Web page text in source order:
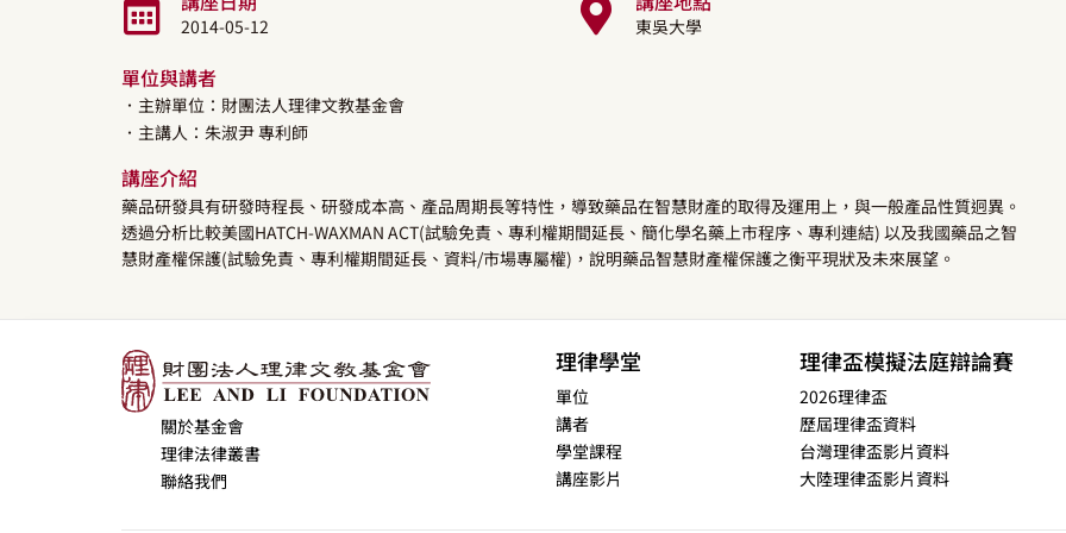
2014-05-12 東吳大學
單位與講者
．主辦單位：財團法人理律文教基金會
．主講人： 朱淑尹專利師
講座介紹
藥品研發具有研發時程長、研發成本高、產品周期長等特性，導致藥品在智慧財產的取得及運用上，與一般產品性質迥異。
透過分析比較美國HATCH-WAXMAN ACT(試驗免責、專利權期間延長、簡化學名藥上市程序、專利連結) 以及我國藥品之智
慧財產權保護(試驗免責、專利權期間延長、資料/市場專屬權)，說明藥品智慧財產權保護之衡平現狀及未來展望。
關於基金會
理律法律叢書
聯絡我們
理律學堂
單位
講者
學堂課程
講座影片
理律盃模擬法庭辯論賽
2026理律盃
歷屆理律盃資料
台灣理律盃影片資料
大陸理律盃影片資料